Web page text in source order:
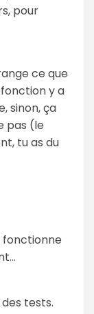
pour
ce que
y a
sinon, ça
pas (le
tu as du
fonctionne
tests.